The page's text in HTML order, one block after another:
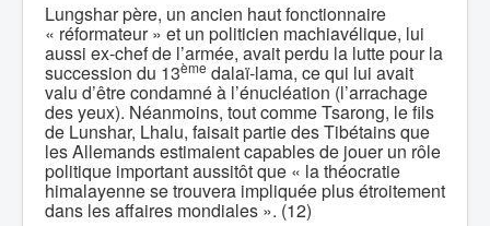
Lungshar père, un ancien haut fonctionnaire
« réformateur » et un politicien machiavélique, lui
aussi ex-chef de l’armée, avait perdu la lutte pour la
succession du 13ème dalaï-lama, ce qui lui avait
valu d’être condamné à l’énucléation (l’arrachage
des yeux). Néanmoins, tout comme Tsarong, le fils
de Lunshar, Lhalu, faisait partie des Tibétains que
les Allemands estimaient capables de jouer un rôle
politique important aussitôt que « la théocratie
himalayenne se trouvera impliquée plus étroitement
dans les affaires mondiales ». (12)